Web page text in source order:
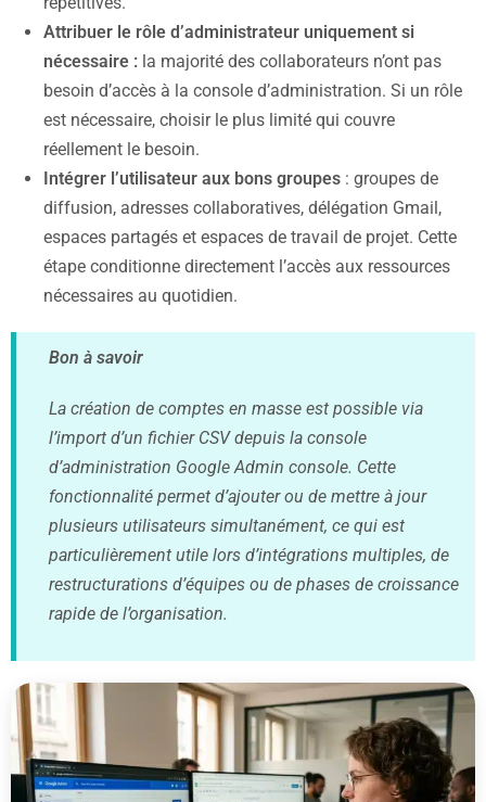
Attribuer le rôle d’administrateur uniquement si
nécessaire : la majorité des collaborateurs n’ont pas
besoin d’accès à la console d’administration. Si un rôle
est nécessaire, choisir le plus limité qui couvre
réellement le besoin.
Intégrer l’utilisateur aux bons groupes : groupes de
diffusion, adresses collaboratives, délégation Gmail,
espaces partagés et espaces de travail de projet. Cette
étape conditionne directement l’accès aux ressources
nécessaires au quotidien.
Bon à savoir
La création de comptes en masse est possible via
l’import d’un fichier CSV depuis la console
d’administration Google Admin console. Cette
fonctionnalité permet d’ajouter ou de mettre à jour
plusieurs utilisateurs simultanément, ce qui est
particulièrement utile lors d’intégrations multiples, de
restructurations d’équipes ou de phases de croissance
rapide de l’organisation.